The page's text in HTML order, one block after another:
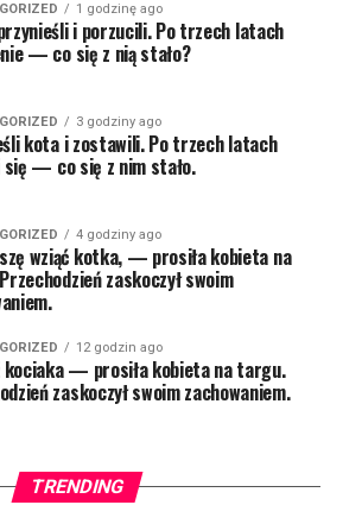
1 godzinę ago
i porzucili. Po trzech latach
— co się z nią stało?
3 godziny ago
kota i zostawili. Po trzech latach
się — co się z nim stało.
4 godziny ago
wziąć kotka, — prosiła kobieta na
zaskoczył swoim
12 godzin ago
— prosiła kobieta na targu.
zaskoczył swoim zachowaniem.
TRENDING